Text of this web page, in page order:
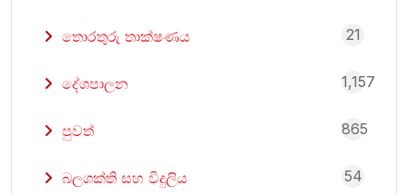
තොරතුරු තාක්ෂණය 21
දේශපාලන 1,157
පුවත් 865
බලශක්ති සහ විදුලිය 54